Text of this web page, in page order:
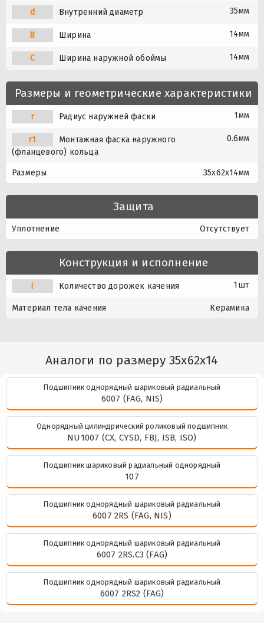
d Внутренний диаметр 35мм
B Ширина 14мм
C Ширина наружной обоймы 14мм
Размеры и геометрические характеристики
r Радиус наружней фаски 1мм
r1
Монтажная фаска наружного
(фланцевого) кольца
0.6мм
Размеры 35x62x14мм
Защита
Уплотнение Отсутствует
Конструкция и исполнение
i Количество дорожек качения 1шт
Материал тела качения Керамика
Аналоги по размеру 35x62x14
Подшипник однорядный шариковый радиальный
6007 (FAG, NIS)
Однорядный цилиндрический роликовый подшипник
NU1007 (CX, CYSD, FBJ, ISB, ISO)
Подшипник шариковый радиальный однорядный
107
Подшипник однорядный шариковый радиальный
6007 2RS (FAG, NIS)
Подшипник однорядный шариковый радиальный
6007 2RS.C3 (FAG)
Подшипник однорядный шариковый радиальный
6007 2RS2 (FAG)